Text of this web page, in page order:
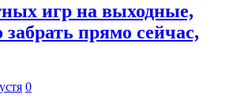
игр на выходные,
прямо сейчас,
0